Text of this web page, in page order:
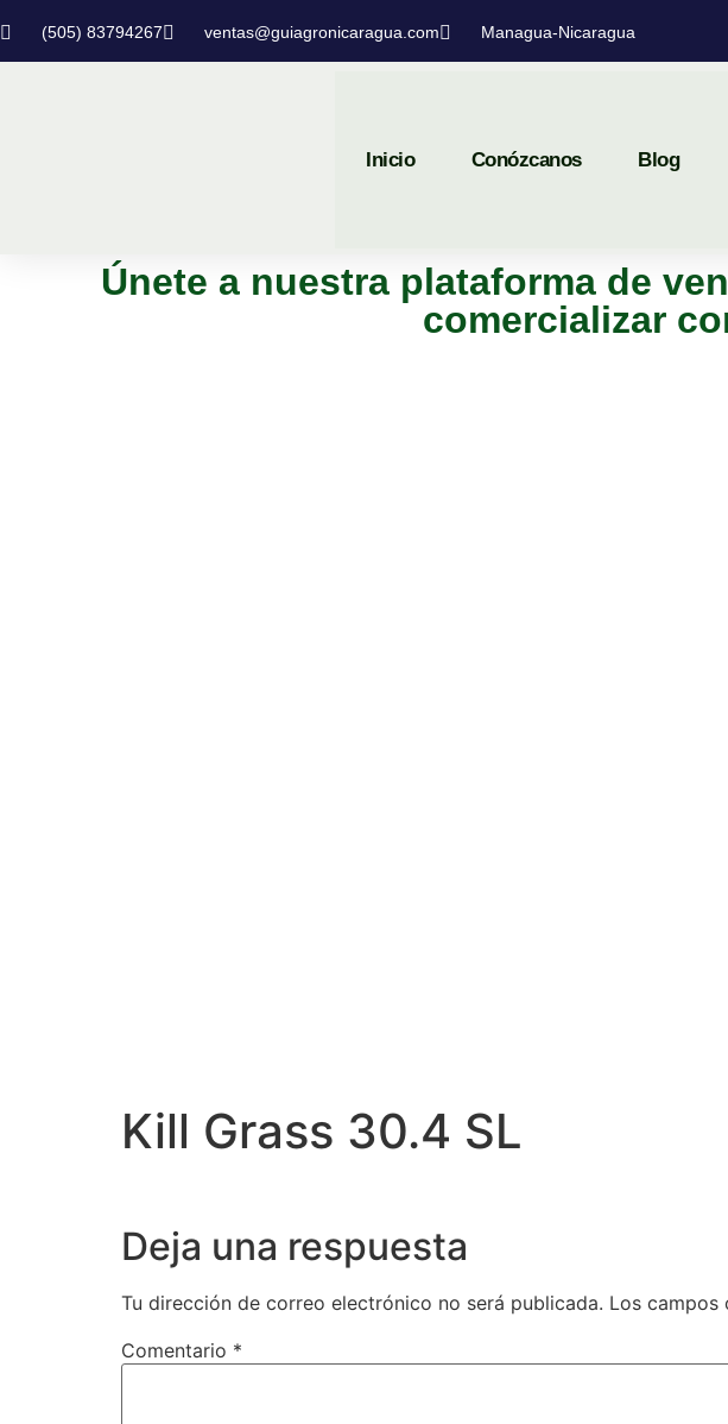
(505) 83794267 ventas@guiagronicaragua.com Managua-Nicaragua
Inicio Conózcanos Blog
Únete a nuestra plataforma de
comercializar
Kill Grass 30.4 SL
Deja una respuesta
Tu dirección de correo electrónico no será publicada. Los campos
Comentario *